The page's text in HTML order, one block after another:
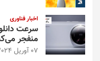
اخبار فناوری
سرعت
منفجر
07 آوریل 2024